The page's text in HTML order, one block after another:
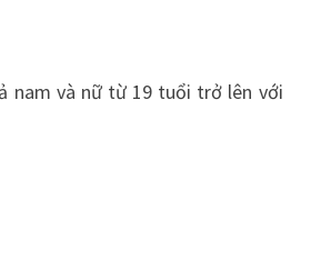
nam và nữ từ 19 tuổi trở lên với